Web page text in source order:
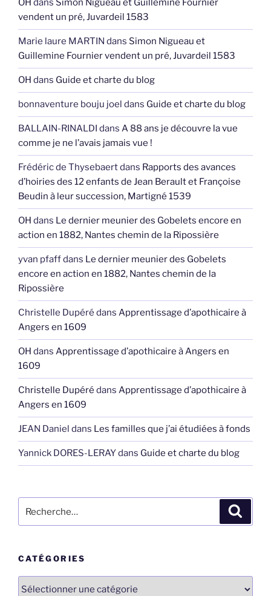
OH dans Simon Nigueau et Guillemine Fournier
vendent un pré, Juvardeil 1583
Marie laure MARTIN dans Simon Nigueau et
Guillemine Fournier vendent un pré, Juvardeil 1583
OH dans Guide et charte du blog
bonnaventure bouju joel dans Guide et charte du blog
BALLAIN-RINALDI dans A 88 ans je découvre la vue
comme je ne l’avais jamais vue !
Frédéric de Thysebaertdans Rapports des avances
d’hoiries des 12 enfants de Jean Berault et Françoise
Beudin à leur succession, Martigné 1539
OH dans Le dernier meunier des Gobelets encore en
action en 1882, Nantes chemin de la Ripossière
yvan pfaffdans Le dernier meunier des Gobelets
encore en action en 1882, Nantes chemin de la
Ripossière
Christelle Dupéré dans Apprentissage d’apothicaire à
Angers en 1609
OH dans Apprentissage d’apothicaire à Angers en
1609
Christelle Dupéré dans Apprentissage d’apothicaire à
Angers en 1609
JEAN Daniel dans Les familles que j’ai étudiées à fonds
Yannick DORES-LERAYdans Guide et charte du blog
pour
CATÉGORIES
Catégories